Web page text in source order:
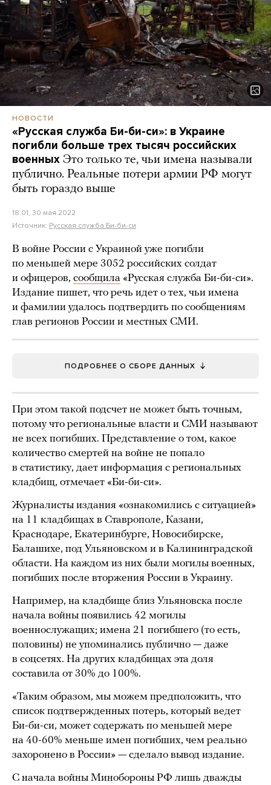
НОВОСТИ
«Русская служба Би-би-си»: в Украине
погибли больше трех тысяч российских
военных Это только те, чьи имена называли
публично. Реальные потери армии РФ могут
быть гораздо выше
18:01, 30 мая 2022
Источник: Русская служба Би-би-си
В войне России с Украиной уже погибли
по меньшей мере 3052 российских солдат
и офицеров, сообщила «Русская служба Би-би-си».
Издание пишет, что речь идет о тех, чьи имена
и фамилии удалось подтвердить по сообщениям
глав регионов России и местных СМИ.
ПОДРОБНЕЕ О СБОРЕ ДАННЫХ
При этом такой подсчет не может быть точным,
потому что региональные власти и СМИ называют
не всех погибших. Представление о том, какое
количество смертей на войне не попало
в статистику, дает информация с региональных
кладбищ, отмечает «Би-би-си».
Журналисты издания «ознакомились с ситуацией»
на 11 кладбищах в Ставрополе, Казани,
Краснодаре, Екатеринбурге, Новосибирске,
Балашихе, под Ульяновском и в Калининградской
области. На каждом из них были могилы военных,
погибших после вторжения России в Украину.
Например, на кладбище близ Ульяновска после
начала войны появились 42 могилы
военнослужащих; имена 21 погибшего (то есть,
половины) не упоминались публично — даже
в соцсетях. На других кладбищах эта доля
составила от 30% до 100%.
«Таким образом, мы можем предположить, что
список подтвержденных потерь, который ведет
Би-би-си, может содержать по меньшей мере
на 40-60% меньше имен погибших, чем реально
захоронено в России» — сделало вывод издание.
С начала войны Минобороны РФ лишь дважды